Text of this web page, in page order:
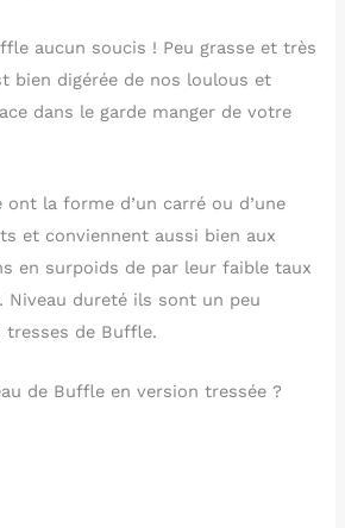
aucun soucis ! Peu grasse et très
bien digérée de nos loulous et
dans le garde manger de votre
la forme d’un carré ou d’une
et conviennent aussi bien aux
en surpoids de par leur faible taux
Niveau dureté ils sont un peu
de Buffle.
de Buffle en version tressée ?